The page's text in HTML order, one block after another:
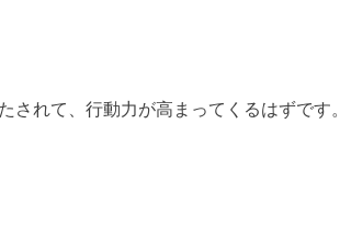
されて、行動力が高まってくるはずです。